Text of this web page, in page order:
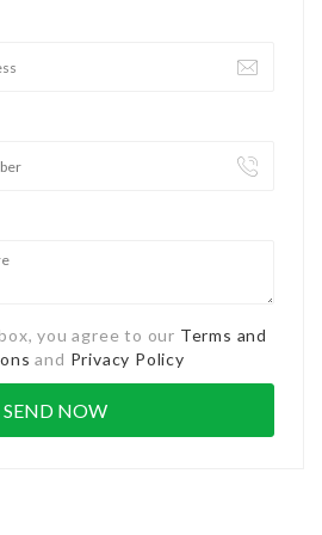
you agree to our Terms and
and Privacy Policy